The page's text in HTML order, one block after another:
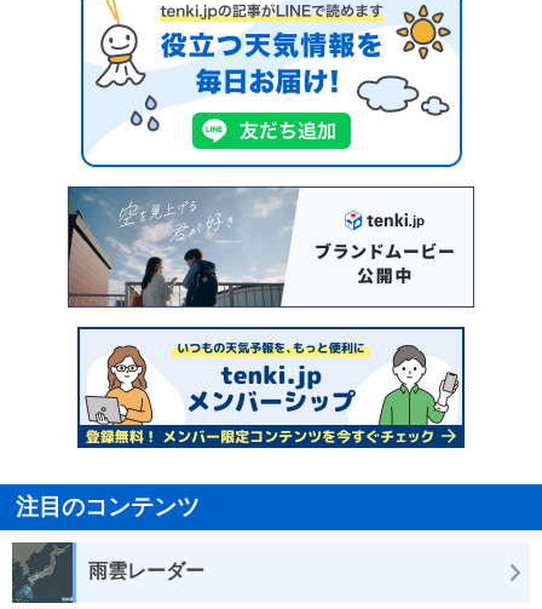
注目のコンテンツ
雨雲レーダー